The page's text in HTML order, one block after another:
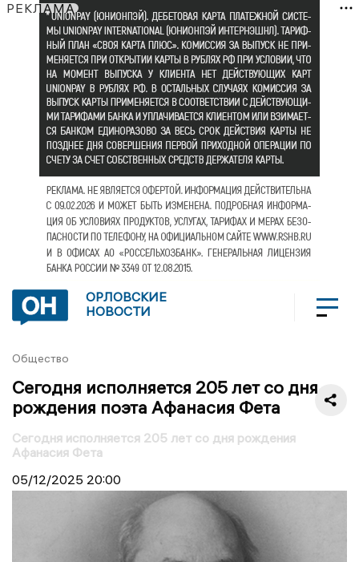
РЕКЛАМА
ОРЛОВСКИЕ
НОВОСТИ
Общество
Сегодня исполняется 205 лет со дня
рождения поэта Афанасия Фета
Сегодня исполняется 205 лет со дня рождения
Афанасия Фета
05/12/2025 20:00